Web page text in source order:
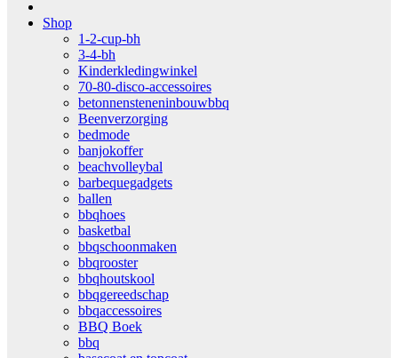
Shop
1-2-cup-bh
3-4-bh
Kinderkledingwinkel
70-80-disco-accessoires
betonnensteneninbouwbbq
Beenverzorging
bedmode
banjokoffer
beachvolleybal
barbequegadgets
ballen
bbqhoes
basketbal
bbqschoonmaken
bbqrooster
bbqhoutskool
bbqgereedschap
bbqaccessoires
BBQ Boek
bbq